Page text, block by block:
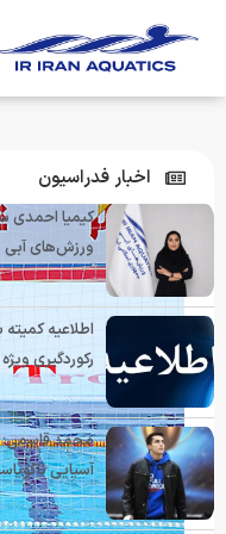
اخبار فدراسیون
کیمیا احمدی
ورزش‌های
اطلاعیه
رکوردگیری
آسیایی